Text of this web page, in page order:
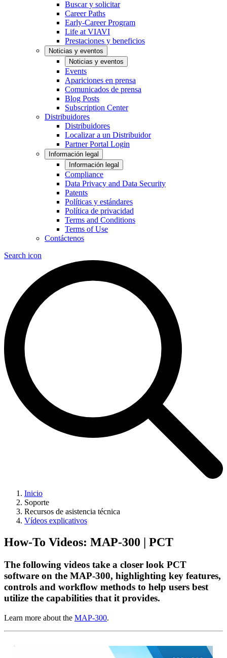
Buscar y solicitar
Career Paths
Early-Career Program
Life at VIAVI
Prestaciones y beneficios
Noticias y eventos
Noticias y eventos
Events
Apariciones en prensa
Comunicados de prensa
Blog Posts
Subscription Center
Distribuidores
Distribuidores
Localizar a un Distribuidor
Partner Portal Login
Información legal
Información legal
Compliance
Data Privacy and Data Security
Patents
Políticas y estándares
Política de privacidad
Terms and Conditions
Terms of Use
Contáctenos
Search icon
Inicio
Soporte
Recursos de asistencia técnica
Vídeos explicativos
How-To Videos: MAP-300 | PCT
The following videos take a closer look PCT
software on the MAP-300, highlighting key features,
controls and workflow methods to help users best
utilize the capabilities that it provides.
Learn more about the MAP-300.